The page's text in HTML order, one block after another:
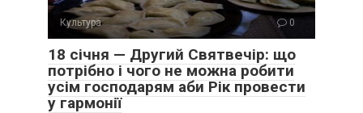
Культура 0
18 січня — Другий Святвечір: що
потрібно і чого не можна робити
усім господарям аби Рік провести
у гармонії